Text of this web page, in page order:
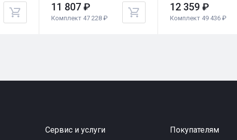
11 807 ₽
Комплект 47 228 ₽
12 359 ₽
Комплект 49 436 ₽
Сервис и услуги Покупателям